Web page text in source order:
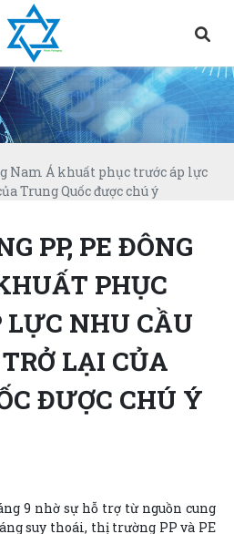
Nam Á khuất phục trước áp lực
Trung Quốc được chú ý
PP, PE ĐÔNG
PHỤC
LỰC NHU CẦU
LẠI CỦA
ĐƯỢC CHÚ Ý
9 nhờ sự hỗ trợ từ nguồn cung
suy thoái, thị trường PP và PE